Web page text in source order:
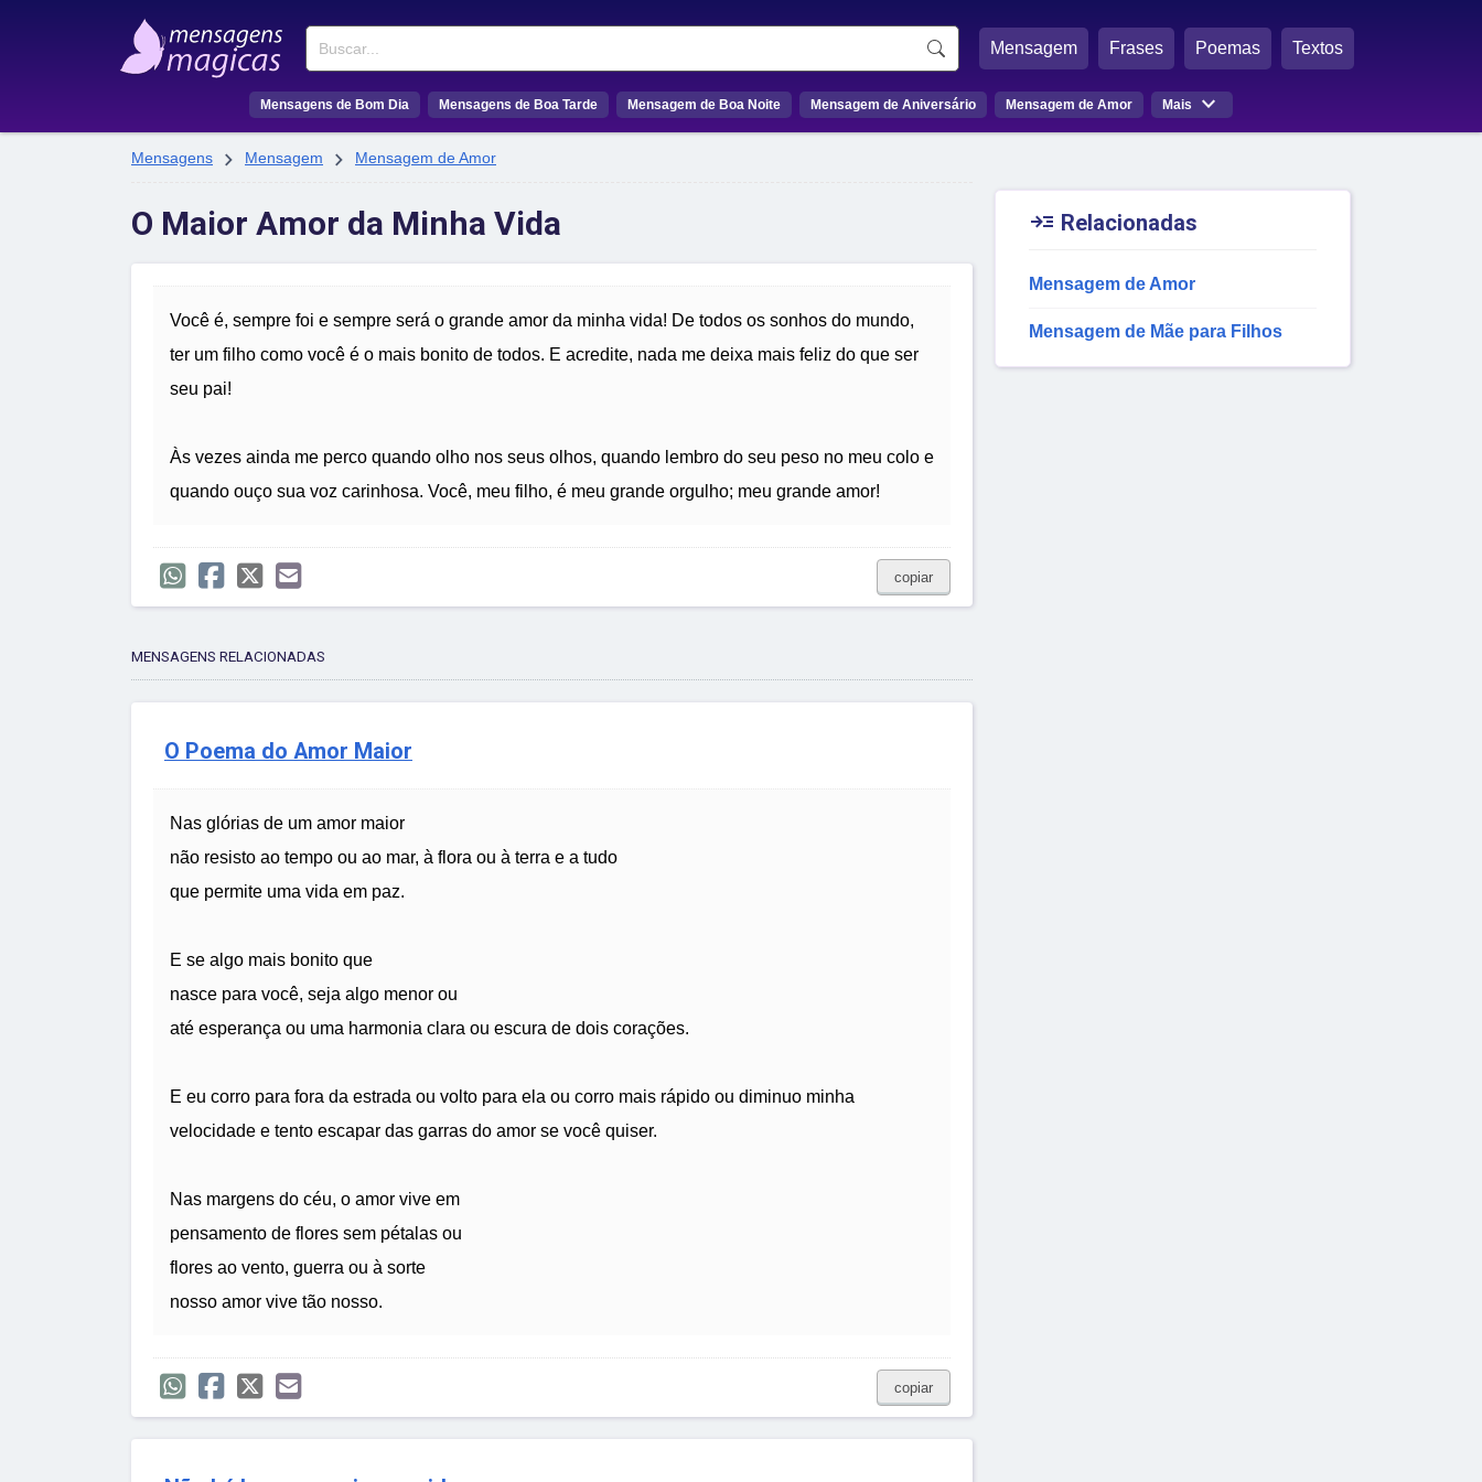
Buscar Mensagem Frases Poemas Textos
Mensagens de Bom Dia Mensagens de Boa Tarde Mensagem de Boa Noite Mensagem de Aniversário Mensagem de Amor Mais 
Mensagens  Mensagem  Mensagem de Amor
O Maior Amor da Minha Vida
Você é, sempre foi e sempre será o grande amor da minha vida! De todos os sonhos do mundo,
ter um filho como você é o mais bonito de todos. E acredite, nada me deixa mais feliz do que ser
seu pai!
Às vezes ainda me perco quando olho nos seus olhos, quando lembro do seu peso no meu colo e
quando ouço sua voz carinhosa. Você, meu filho, é meu grande orgulho; meu grande amor!
copiar
MENSAGENS RELACIONADAS
O Poema do Amor Maior
Nas glórias de um amor maior
não resisto ao tempo ou ao mar, à flora ou à terra e a tudo
que permite uma vida em paz.
E se algo mais bonito que
nasce para você, seja algo menor ou
até esperança ou uma harmonia clara ou escura de dois corações.
E eu corro para fora da estrada ou volto para ela ou corro mais rápido ou diminuo minha
velocidade e tento escapar das garras do amor se você quiser.
Nas margens do céu, o amor vive em
pensamento de flores sem pétalas ou
flores ao vento, guerra ou à sorte
nosso amor vive tão nosso.
copiar
 Relacionadas
Mensagem de Amor
Mensagem de Mãe para Filhos